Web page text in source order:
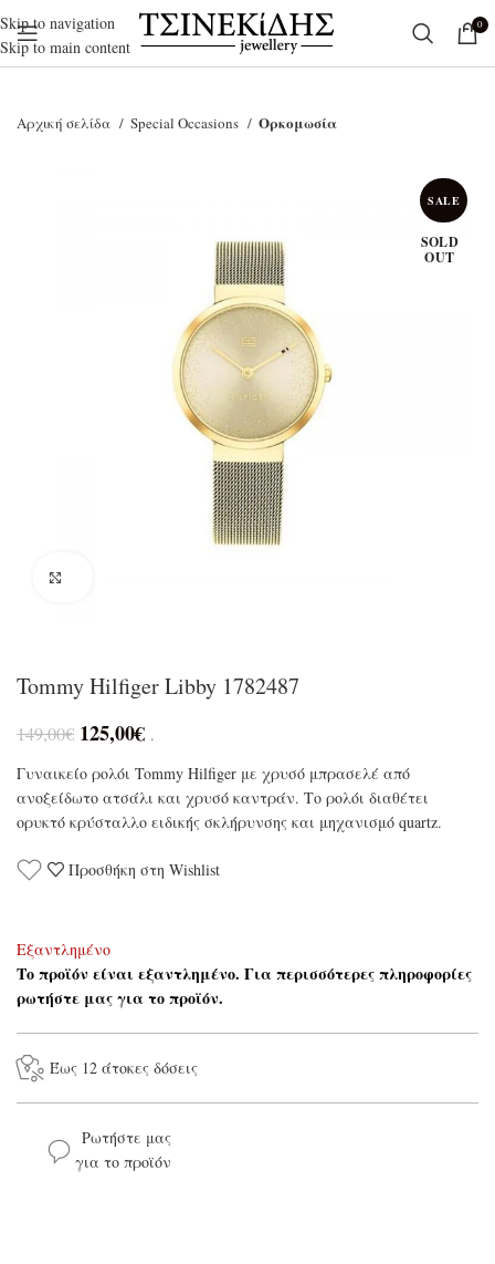
Skip to navigation
Skip to main content
0
Αρχική σελίδα Special Occasions Ορκομωσία
SALE
SOLD
OUT
Tommy Hilfiger Libby 1782487
149,00€ 125,00€ .
Γυναικείο ρολόι Tommy Hilfiger με χρυσό μπρασελέ από
ανοξείδωτο ατσάλι και χρυσό καντράν. Το ρολόι διαθέτει
ορυκτό κρύσταλλο ειδικής σκλήρυνσης και μηχανισμό quartz.
Προσθήκη στη Wishlist
Εξαντλημένο
Το προϊόν είναι εξαντλημένο. Για περισσότερες πληροφορίες
ρωτήστε μας για το προϊόν.
Έως 12 άτοκες δόσεις
Ρωτήστε μας
για το προϊόν